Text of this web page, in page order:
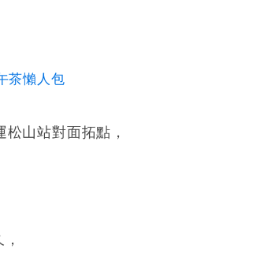
茶懶人包
山站對面拓點，